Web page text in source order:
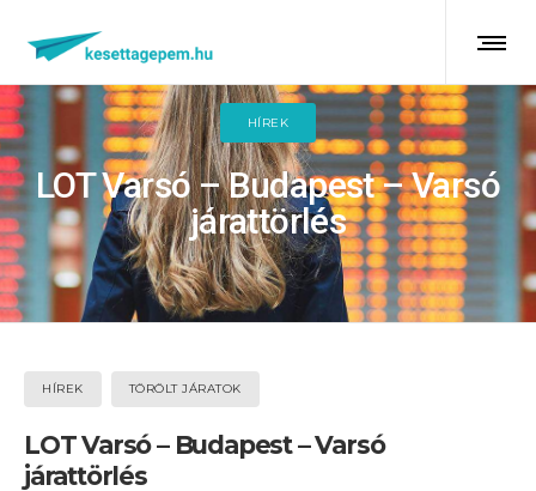
HÍREK
LOT Varsó – Budapest – Varsó
járattörlés
HÍREK TÖRÖLT JÁRATOK
LOT Varsó – Budapest – Varsó
járattörlés